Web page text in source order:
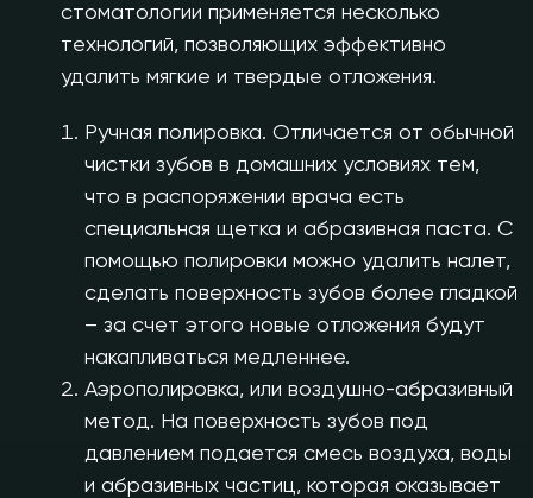
стоматологии применяется несколько
технологий, позволяющих эффективно
удалить мягкие и твердые отложения.
Ручная полировка. Отличается от обычной
чистки зубов в домашних условиях тем,
что в распоряжении врача есть
специальная щетка и абразивная паста. С
помощью полировки можно удалить налет,
сделать поверхность зубов более гладкой
– за счет этого новые отложения будут
накапливаться медленнее.
Аэрополировка, или воздушно-абразивный
метод. На поверхность зубов под
давлением подается смесь воздуха, воды
и абразивных частиц, которая оказывает